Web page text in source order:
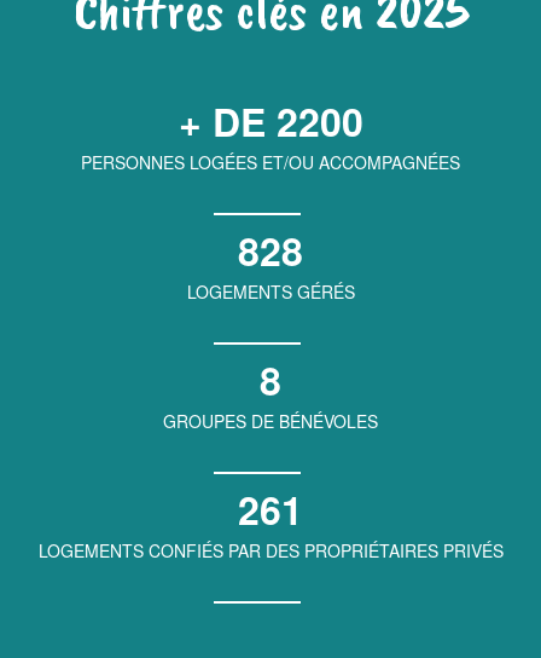
+ DE 2200
PERSONNES LOGÉES ET/OU ACCOMPAGNÉES
828
LOGEMENTS GÉRÉS
8
GROUPES DE BÉNÉVOLES
261
LOGEMENTS CONFIÉS PAR DES PROPRIÉTAIRES PRIVÉS